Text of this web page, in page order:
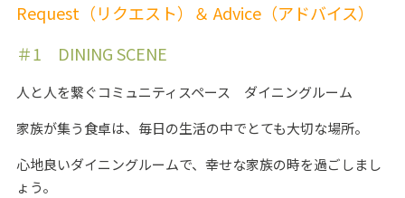
Request（リクエスト）＆ Advice（アドバイス）
＃1 DINING SCENE
人と人を繋ぐコミュニティスペース ダイニングルーム
家族が集う食卓は、毎日の生活の中でとても大切な場所。
心地良いダイニングルームで、幸せな家族の時を過ごしまし
ょう。